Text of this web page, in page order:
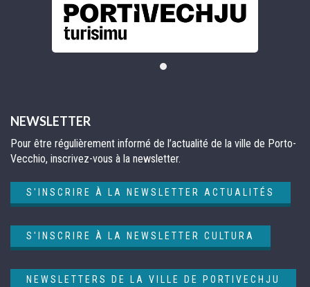
NEWSLETTER
Pour être régulièrement informé de l’actualité de la ville de Porto-
Vecchio, inscrivez-vous à la newsletter.
S'INSCRIRE À LA NEWSLETTER ACTUALITÉS
S'INSCRIRE À LA NEWSLETTER CULTURA
NEWSLETTERS DE LA VILLE DE PORTIVECHJU